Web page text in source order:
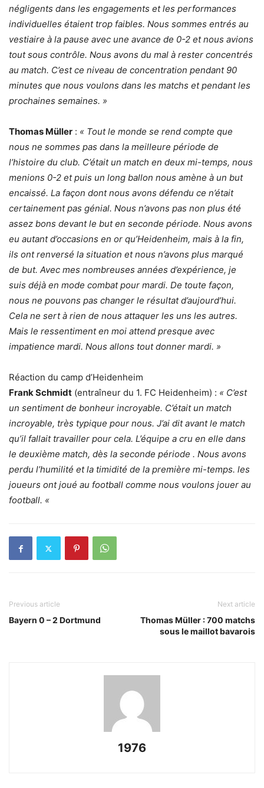
négligents dans les engagements et les performances
individuelles étaient trop faibles. Nous sommes entrés au
vestiaire à la pause avec une avance de 0-2 et nous avions
tout sous contrôle. Nous avons du mal à rester concentrés
au match. C’est ce niveau de concentration pendant 90
minutes que nous voulons dans les matchs et pendant les
prochaines semaines. »
Thomas Müller : « Tout le monde se rend compte que
nous ne sommes pas dans la meilleure période de
l’histoire du club. C’était un match en deux mi-temps, nous
menions 0-2 et puis un long ballon nous amène à un but
encaissé. La façon dont nous avons défendu ce n’était
certainement pas génial. Nous n’avons pas non plus été
assez bons devant le but en seconde période. Nous avons
eu autant d’occasions en or qu’Heidenheim, mais à la fin,
ils ont renversé la situation et nous n’avons plus marqué
de but. Avec mes nombreuses années d’expérience, je
suis déjà en mode combat pour mardi. De toute façon,
nous ne pouvons pas changer le résultat d’aujourd’hui.
Cela ne sert à rien de nous attaquer les uns les autres.
Mais le ressentiment en moi attend presque avec
impatience mardi. Nous allons tout donner mardi. »
Réaction du camp d’Heidenheim
Frank Schmidt (entraîneur du 1. FC Heidenheim) : « C’est
un sentiment de bonheur incroyable. C’était un match
incroyable, très typique pour nous. J’ai dit avant le match
qu’il fallait travailler pour cela. L’équipe a cru en elle dans
le deuxième match, dès la seconde période . Nous avons
perdu l’humilité et la timidité de la première mi-temps. les
joueurs ont joué au football comme nous voulons jouer au
football. «
Previous article
Bayern 0 – 2 Dortmund
Next article
Thomas Müller : 700 matchs
sous le maillot bavarois
1976